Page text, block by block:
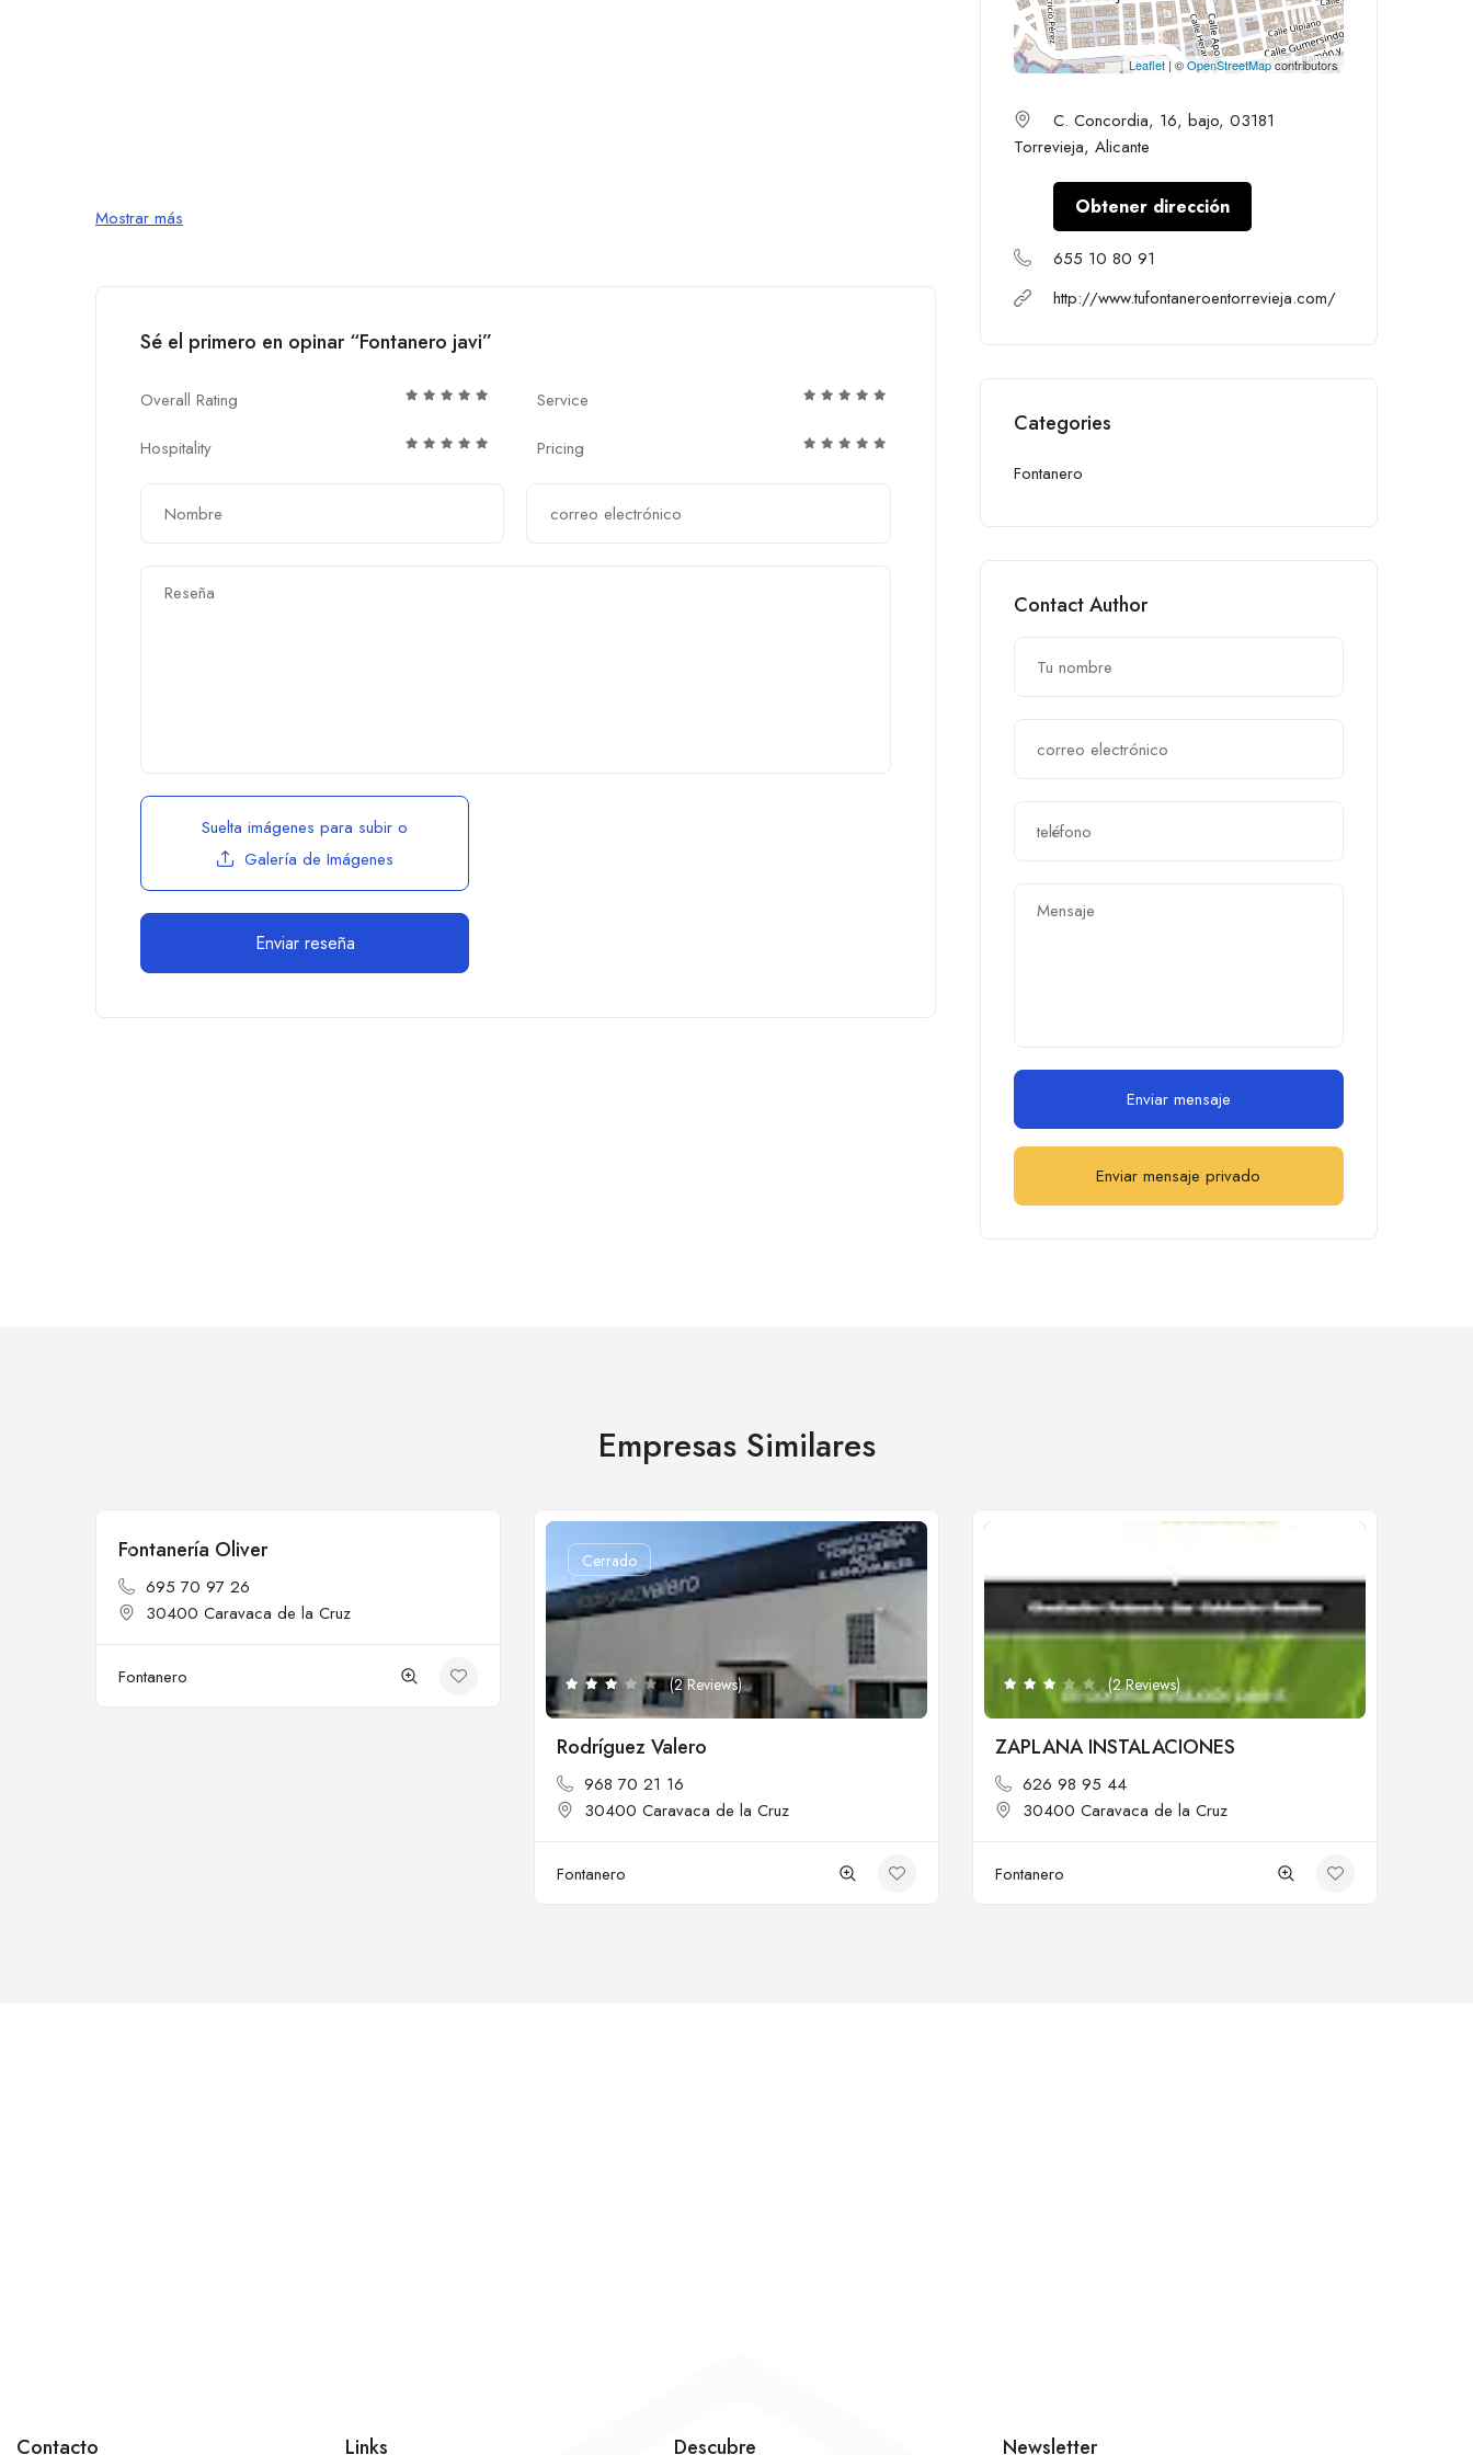
Mostrar más
Sé el primero en opinar “Fontanero javi”
Overall Rating
Service
Hospitality
Pricing
Suelta imágenes para subir o
Galería de Imágenes
Leaflet| ©OpenStreetMapcontributors
C. Concordia, 16, bajo, 03181
Torrevieja, Alicante
Obtener dirección
655 10 80 91
http://www.tufontaneroentorrevieja.com/
Categories
Fontanero
Contact Author
Enviar mensaje
Enviar mensaje privado
Empresas Similares
Cerrado
Fontanería Oliver
695 70 97 26
30400 Caravaca de la Cruz
Fontanero
Cerrado
(2 Reviews)
Rodríguez Valero
968 70 21 16
30400 Caravaca de la Cruz
Fontanero
(2 Reviews)
ZAPLANA INSTALACIONES
626 98 95 44
30400 Caravaca de la Cruz
Fontanero
Contacto Links Descubre Newsletter